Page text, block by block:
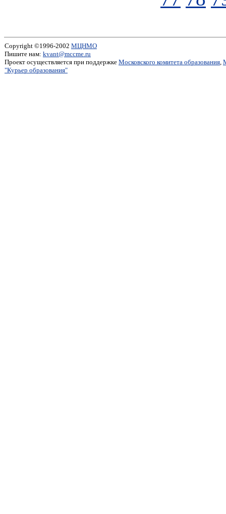
Copyright ©1996-2002 МЦНМО
Пишите нам: kvant@mccme.ru
Проект осуществляется при поддержке Московского комитета образования,
"Курьер образования"